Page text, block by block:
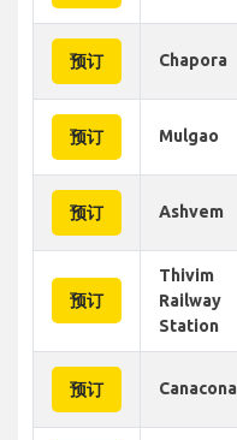
预订 Chapora
预订 Mulgao
预订 Ashvem
预订
Thivim
Railway
Station
预订 Canacona